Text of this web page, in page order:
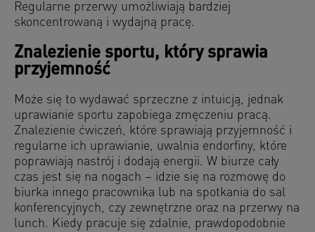
Regularne przerwy umożliwiają bardziej
skoncentrowaną i wydajną pracę.
Znalezienie sportu, który sprawia
przyjemność
Może się to wydawać sprzeczne z intuicją, jednak
uprawianie sportu zapobiega zmęczeniu pracą.
Znalezienie ćwiczeń, które sprawiają przyjemność i
regularne ich uprawianie, uwalnia endorfiny, które
poprawiają nastrój i dodają energii. W biurze cały
czas jest się na nogach – idzie się na rozmowę do
biurka innego pracownika lub na spotkania do sal
konferencyjnych, czy zewnętrzne oraz na przerwy na
lunch. Kiedy pracuje się zdalnie, prawdopodobnie